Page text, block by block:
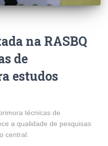
na RASBQ
de
estudos
técnicas de
a qualidade de pesquisas
central.